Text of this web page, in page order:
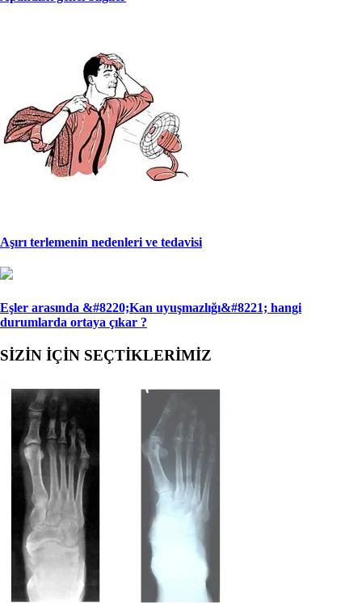
Aşırı terlemenin nedenleri ve tedavisi
Eşler arasında &#8220;Kan uyuşmazlığı&#8221; han­gi
durumlarda ortaya çıkar ?
SİZİN İÇİN SEÇTİKLERİMİZ